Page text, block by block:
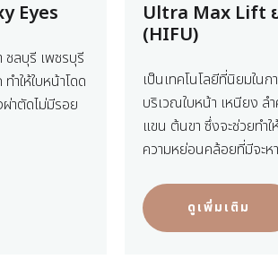
Eyes
ชลบุรี เพชรบุรี
ำให้ใบหน้าโดด
าตัดไม่มีรอย
Ultra Max Lift
(HIFU)
เป็นเทคโนโลยีที่นิยมในก
บริเวณใบหน้า เหนียง
แขน ต้นขา ซึ่งจะช่วยทำ
ความหย่อนคล้อยที่มีจะห
ดูเพิ่มเติม